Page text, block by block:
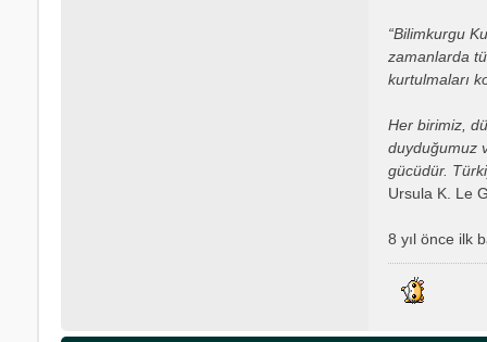
“Bilimkurgu
zamanlarda
kurtulmaları
Her birimiz,
duyduğumuz
gücüdür.
Ursula K. Le
8 yıl önce ilk